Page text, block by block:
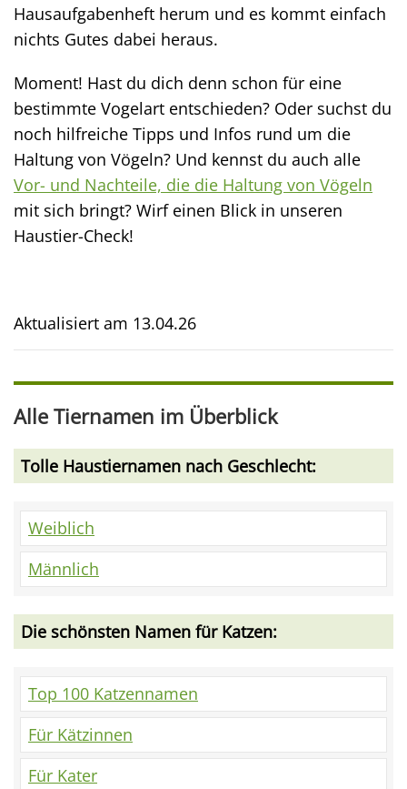
Hausaufgabenheft herum und es kommt einfach
nichts Gutes dabei heraus.
Moment! Hast du dich denn schon für eine
bestimmte Vogelart entschieden? Oder suchst du
noch hilfreiche Tipps und Infos rund um die
Haltung von Vögeln? Und kennst du auch alle
Vor- und Nachteile, die die Haltung von Vögeln
mit sich bringt? Wirf einen Blick in unseren
Haustier-Check!
Aktualisiert am 13.04.26
Alle Tiernamen im Überblick
Tolle Haustiernamen nach Geschlecht:
Weiblich
Männlich
Die schönsten Namen für Katzen:
Top 100 Katzennamen
Für Kätzinnen
Für Kater